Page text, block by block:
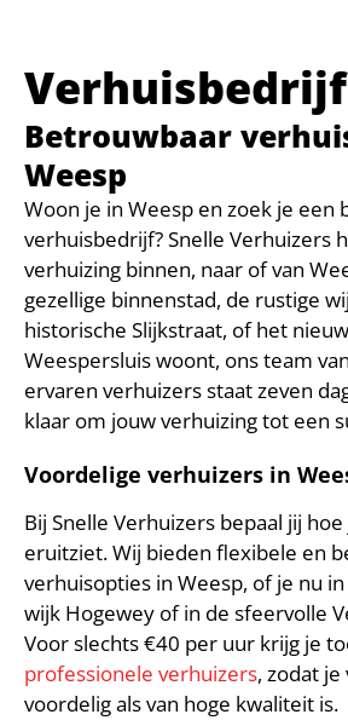
Betrouwbaar
Weesp
Woon je in Weesp en zoek je een
verhuisbedrijf? Snelle Verhuizers
verhuizing binnen, naar of van
gezellige binnenstad, de rustige
historische Slijkstraat, of het
Weespersluis woont, ons team
ervaren verhuizers staat zeven
klaar om jouw verhuizing tot een
Voordelige verhuizers in
Bij Snelle Verhuizers bepaal jij
eruitziet. Wij bieden flexibele en
verhuisopties in Weesp, of je nu
wijk Hogewey of in de sfeervolle
Voor slechts €40 per uur krijg je
professionele verhuizers, zodat
voordelig als van hoge kwaliteit is.